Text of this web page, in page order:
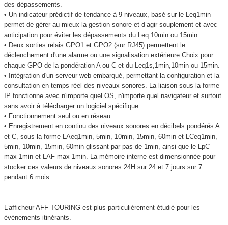
des dépassements.
• Un indicateur prédictif de tendance à 9 niveaux, basé sur le Leq1min
permet de gérer au mieux la gestion sonore et d’agir souplement et avec
anticipation pour éviter les dépassements du Leq 10min ou 15min.
• Deux sorties relais GPO1 et GPO2 (sur RJ45) permettent le
déclenchement d'une alarme ou une signalisation extérieure.Choix pour
chaque GPO de la pondération A ou C et du Leq1s,1min,10min ou 15min.
• Intégration d'un serveur web embarqué, permettant la configuration et la
consultation en temps réel des niveaux sonores. La liaison sous la forme
IP fonctionne avec n'importe quel OS, n'importe quel navigateur et surtout
sans avoir à télécharger un logiciel spécifique.
• Fonctionnement seul ou en réseau.
• Enregistrement en continu des niveaux sonores en décibels pondérés A
et C, sous la forme LAeq1min, 5min, 10min, 15min, 60min et LCeq1min,
5min, 10min, 15min, 60min glissant par pas de 1min, ainsi que le LpC
max 1min et LAF max 1min. La mémoire interne est dimensionnée pour
stocker ces valeurs de niveaux sonores 24H sur 24 et 7 jours sur 7
pendant 6 mois.
L’afficheur AFF TOURING est plus particulièrement étudié pour les
événements itinérants.